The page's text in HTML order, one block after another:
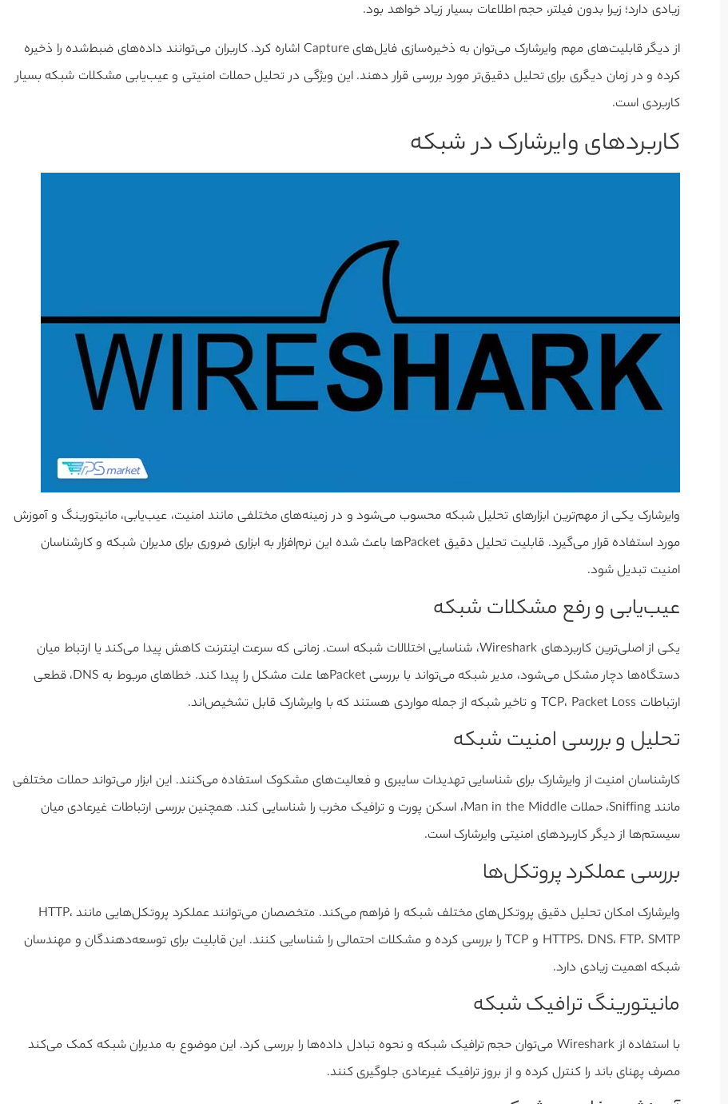
زیادی دارد؛ زیرا بدون فیلتر، حجم اطلاعات بسیار زیاد خواهد بود.
از دیگر قابلیت‌های مهم وایرشارک می‌توان به ذخیره‌سازی فایل‌های Capture اشاره کرد. کاربران می‌توانند داده‌های ضبط‌شده را ذخیره
کرده و در زمان دیگری برای تحلیل دقیق‌تر مورد بررسی قرار دهند. این ویژگی در تحلیل حملات امنیتی و عیب‌یابی مشکلات شبکه بسیار
کاربردی است.
کاربردهای وایرشارک در شبکه
وایرشارک یکی از مهم‌ترین ابزارهای تحلیل شبکه محسوب می‌شود و در زمینه‌های مختلفی مانند امنیت، عیب‌یابی، مانیتورینگ و آموزش
مورد استفاده قرار می‌گیرد. قابلیت تحلیل دقیق Packetها باعث شده این نرم‌افزار به ابزاری ضروری برای مدیران شبکه و کارشناسان
امنیت تبدیل شود.
عیب‌یابی و رفع مشکلات شبکه
یکی از اصلی‌ترین کاربردهای Wireshark، شناسایی اختلالات شبکه است. زمانی که سرعت اینترنت کاهش پیدا می‌کند یا ارتباط میان
دستگاه‌ها دچار مشکل می‌شود، مدیر شبکه می‌تواند با بررسی Packetها علت مشکل را پیدا کند. خطاهای مربوط به DNS، قطعی
ارتباطات TCP، Packet Loss و تاخیر شبکه از جمله مواردی هستند که با وایرشارک قابل تشخیص‌اند.
تحلیل و بررسی امنیت شبکه
کارشناسان امنیت از وایرشارک برای شناسایی تهدیدات سایبری و فعالیت‌های مشکوک استفاده می‌کنند. این ابزار می‌تواند حملات مختلفی
مانند Sniffing، حملات Man in the Middle، اسکن پورت و ترافیک مخرب را شناسایی کند. همچنین بررسی ارتباطات غیرعادی میان
سیستم‌ها از دیگر کاربردهای امنیتی وایرشارک است.
بررسی عملکرد پروتکل‌ها
وایرشارک امکان تحلیل دقیق پروتکل‌های مختلف شبکه را فراهم می‌کند. متخصصان می‌توانند عملکرد پروتکل‌هایی مانند HTTP،
HTTPS، DNS، FTP، SMTP و TCP را بررسی کرده و مشکلات احتمالی را شناسایی کنند. این قابلیت برای توسعه‌دهندگان و مهندسان
شبکه اهمیت زیادی دارد.
مانیتورینگ ترافیک شبکه
با استفاده از Wireshark می‌توان حجم ترافیک شبکه و نحوه تبادل داده‌ها را بررسی کرد. این موضوع به مدیران شبکه کمک می‌کند
مصرف پهنای باند را کنترل کرده و از بروز ترافیک غیرعادی جلوگیری کنند.